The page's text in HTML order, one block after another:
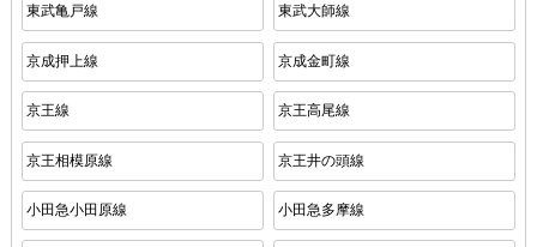
東武亀戸線 東武大師線
京成押上線 京成金町線
京王線 京王高尾線
京王相模原線 京王井の頭線
小田急小田原線 小田急多摩線